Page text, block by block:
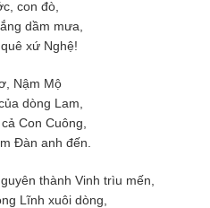
con đò,
dầm mưa,
xứ Nghệ!
Nậm Mộ
dòng Lam,
Con Cuông,
Đàn anh đến.
thành Vinh trìu mến,
Lĩnh xuôi dòng,